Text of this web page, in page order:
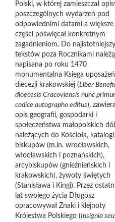
Polski, w której zamieszczał
poszczególnych wydarzeń pod
odpowiednimi datami a większe
części poświęcał konkretnym
zagadnieniom. Do
tekstów poza Rocznikami
napisana po roku 1470
monumentalna Księga uposażeń
diecezji krakowskiej (Liber
dioecesis Cracoviensis nunc
codice autographo editus),
opis geografii, gospodarki i
społeczeństwa małopolskich
należących do Kościoła, katalogi
biskupów (m.in. wrocławskich,
włocławskich i poznańskich),
arcybiskupów (gnieźnieńskich i
krakowskich), żywoty świętych
(Stanisława i Kingi). Przez
lat swojego życia Długosz
opracowywał Znaki i klejnoty
Królestwa Polskiego (Insignia seu